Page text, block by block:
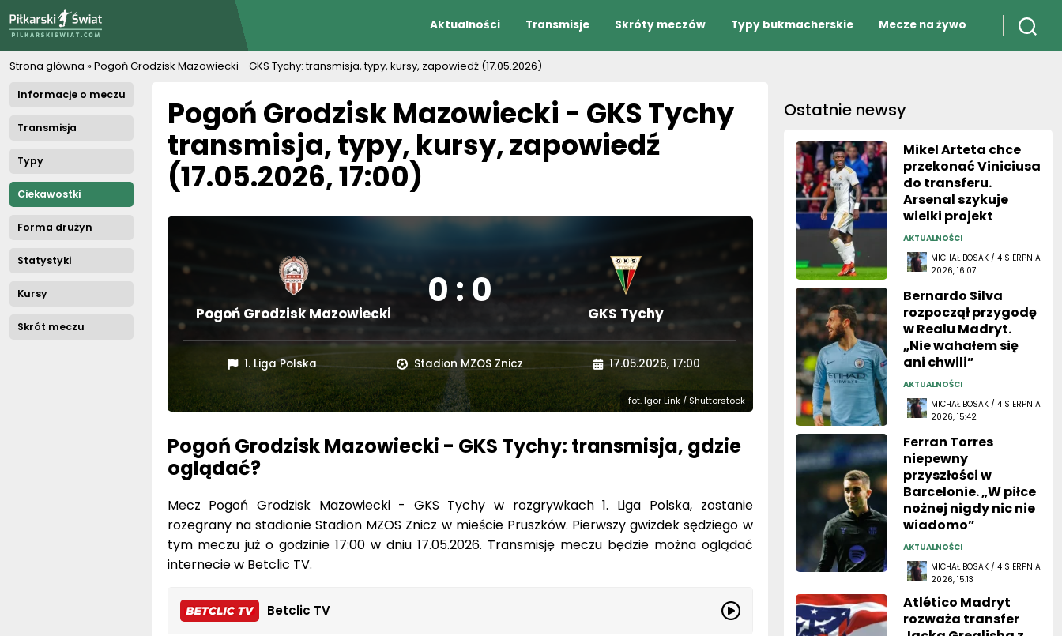
Aktualności Transmisje Skróty meczów Typy bukmacherskie Mecze na żywo
Strona główna »Pogoń Grodzisk Mazowiecki - GKS Tychy: transmisja, typy, kursy, zapowiedź (17.05.2026)
Informacje o meczu
Transmisja
Typy
Ciekawostki
Forma drużyn
Statystyki
Kursy
Skrót meczu
Pogoń Grodzisk Mazowiecki - GKS Tychy
transmisja, typy, kursy, zapowiedź
(17.05.2026, 17:00)
Pogoń Grodzisk Mazowiecki
0 : 0
GKS Tychy
1. Liga Polska Stadion MZOS Znicz 17.05.2026, 17:00
fot. Igor Link / Shutterstock
Pogoń Grodzisk Mazowiecki - GKS Tychy: transmisja, gdzie
oglądać?
Mecz Pogoń Grodzisk Mazowiecki - GKS Tychy w rozgrywkach 1. Liga Polska, zostanie
rozegrany na stadionie Stadion MZOS Znicz w mieście Pruszków. Pierwszy gwizdek sędziego w
tym meczu już o godzinie 17:00 w dniu 17.05.2026. Transmisję meczu będzie można oglądać
internecie w Betclic TV.
Betclic TV
Ostatnie newsy
Mikel Arteta chce
przekonać Viniciusa
do transferu.
Arsenal szykuje
wielki projekt
AKTUALNOŚCI
MICHAŁ BOSAK / 4 SIERPNIA
2026, 16:07
Bernardo Silva
rozpoczął przygodę
w Realu Madryt.
„Nie wahałem się
ani chwili”
AKTUALNOŚCI
MICHAŁ BOSAK / 4 SIERPNIA
2026, 15:42
Ferran Torres
niepewny
przyszłości w
Barcelonie. „W piłce
nożnej nigdy nic nie
wiadomo”
AKTUALNOŚCI
MICHAŁ BOSAK / 4 SIERPNIA
2026, 15:13
Atlético Madryt
rozważa transfer